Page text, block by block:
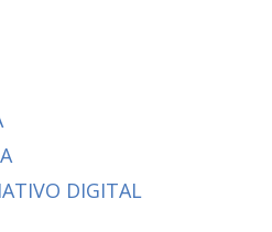
DIGITAL